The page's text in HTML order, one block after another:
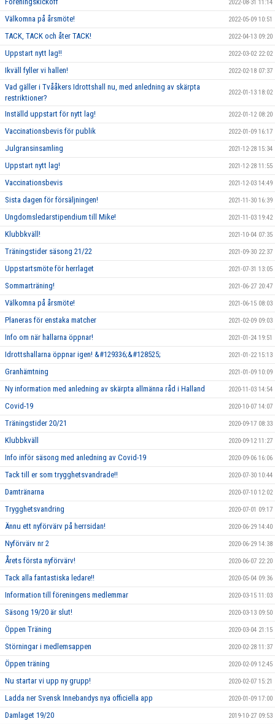
2022-08-31 11:14
Välkomna på årsmöte! 2022-05-09 10:51
TACK, TACK och åter TACK! 2022-04-13 09:20
Uppstart nytt lag!! 2022-03-02 22:02
Ikväll fyller vi hallen! 2022-02-18 07:37
Vad gäller i Tvååkers Idrottshall nu, med anledning av skärpta
restriktioner?
2022-01-13 18:02
Inställd uppstart för nytt lag! 2022-01-12 08:20
Vaccinationsbevis för publik 2022-01-09 16:17
Julgransinsamling 2021-12-28 15:34
Uppstart nytt lag! 2021-12-28 11:55
Vaccinationsbevis 2021-12-03 14:49
Sista dagen för försäljningen! 2021-11-30 16:39
Ungdomsledarstipendium till Mike! 2021-11-03 19:42
Klubbkväll! 2021-10-04 07:35
Träningstider säsong 21/22 2021-09-30 22:37
Uppstartsmöte för herrlaget 2021-07-31 13:05
Sommarträning! 2021-06-27 20:47
Välkomna på årsmöte! 2021-06-15 08:03
Planeras för enstaka matcher 2021-02-09 09:03
Info om när hallarna öppnar! 2021-01-24 19:51
Idrottshallarna öppnar igen! &#129336;&#128525; 2021-01-22 15:13
Granhämtning 2021-01-09 10:09
Ny information med anledning av skärpta allmänna råd i Halland 2020-11-03 14:54
Covid-19 2020-10-07 14:07
Träningstider 20/21 2020-09-17 08:33
Klubbkväll 2020-09-12 11:27
Info inför säsong med anledning av Covid-19 2020-09-06 16:06
Tack till er som trygghetsvandrade!! 2020-07-30 10:44
Damtränarna 2020-07-10 12:02
Trygghetsvandring 2020-07-01 09:17
Ännu ett nyförvärv på herrsidan! 2020-06-29 14:40
Nyförvärv nr 2 2020-06-29 14:38
Årets första nyförvärv! 2020-06-07 22:20
Tack alla fantastiska ledare!! 2020-05-04 09:36
Information till föreningens medlemmar 2020-03-15 11:03
Säsong 19/20 är slut! 2020-03-13 09:50
Öppen Träning 2020-03-04 21:15
Störningar i medlemsappen 2020-02-28 11:37
Öppen träning 2020-02-09 12:45
Nu startar vi upp ny grupp! 2020-02-07 15:21
Ladda ner Svensk Innebandys nya officiella app 2020-01-09 17:00
Damlaget 19/20 2019-10-27 09:53